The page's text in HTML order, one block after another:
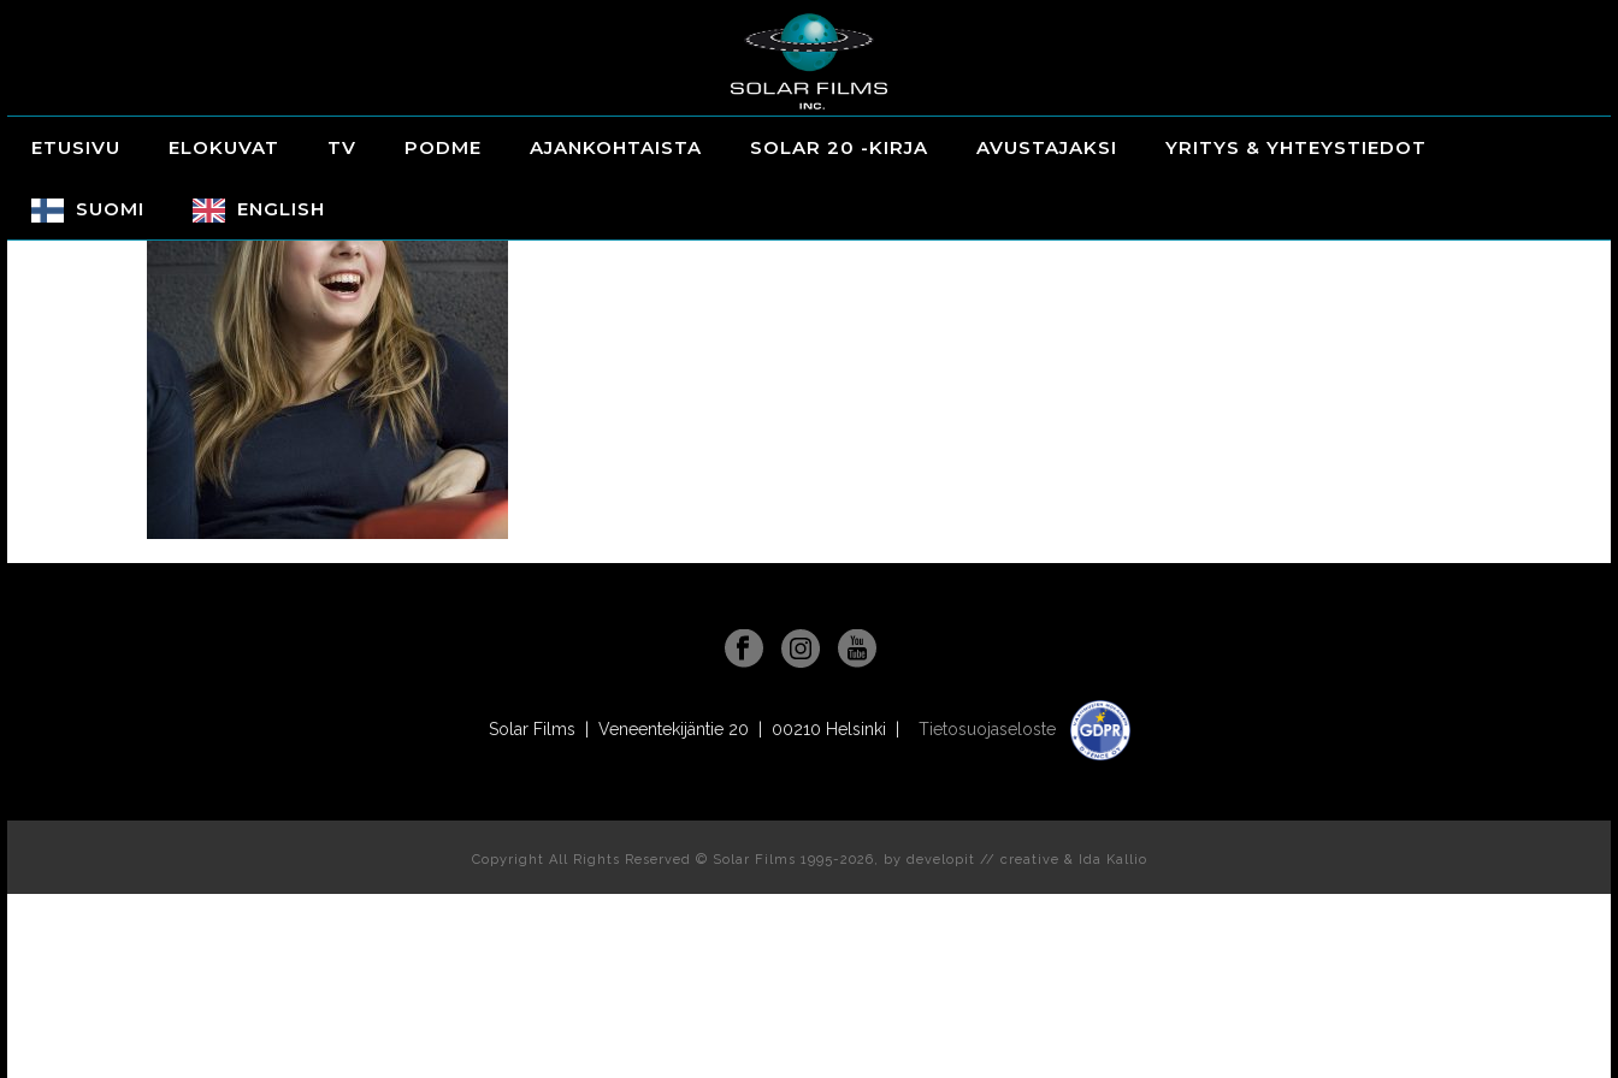
ETUSIVU ELOKUVAT TV PODME AJANKOHTAISTA SOLAR 20 -KIRJA AVUSTAJAKSI YRITYS & YHTEYSTIEDOT
SUOMI ENGLISH
Solar Films | Veneentekijäntie 20 | 00210 Helsinki | Tietosuojaseloste
Copyright All Rights Reserved © Solar Films 1995-2026, by developit // creative & Ida Kallio